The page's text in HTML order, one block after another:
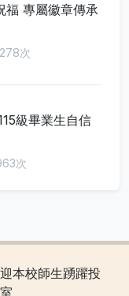
福 專屬徽章傳承
次
級畢業生自信
次
本校師生踴躍投